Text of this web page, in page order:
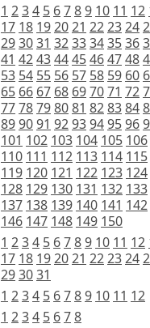
1 234 5 6789 10 11 12
17 18 192021 222324
293031 3233343536
41 42434445464748
53 54 55 56 57 58 59 60
65 66 67 68 697071 72
7778798081 828384
899091 9293949596
101 102 103 104 105 106
110 111 112 113 114 115
119 120 121 122 123 124
128 129 130 131 132 133
137 138 139 140 141 142
146 147 148 149 150
1 234 5 6789 10 11 12
17 18 192021 222324
293031
1 234 5 6789 10 11 12
1 234 5 678